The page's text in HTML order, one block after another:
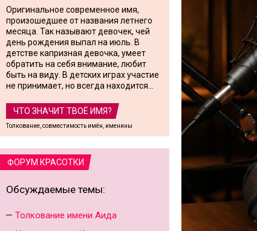
Оригинальное современное имя,
произошедшее от названия летнего
месяца. Так называют девочек, чей
день рождения выпал на июль. В
детстве капризная девочка, умеет
обратить на себя внимание, любит
быть на виду. В детских играх участие
не принимает, но всегда находится...
ЧТО ЗНАЧИТ ТВОЁ ИМЯ?
Толкование, совместимость имён, именины
ФОРУМ КРАСОТКИ
Обсуждаемые темы:
Толкование имени Аида